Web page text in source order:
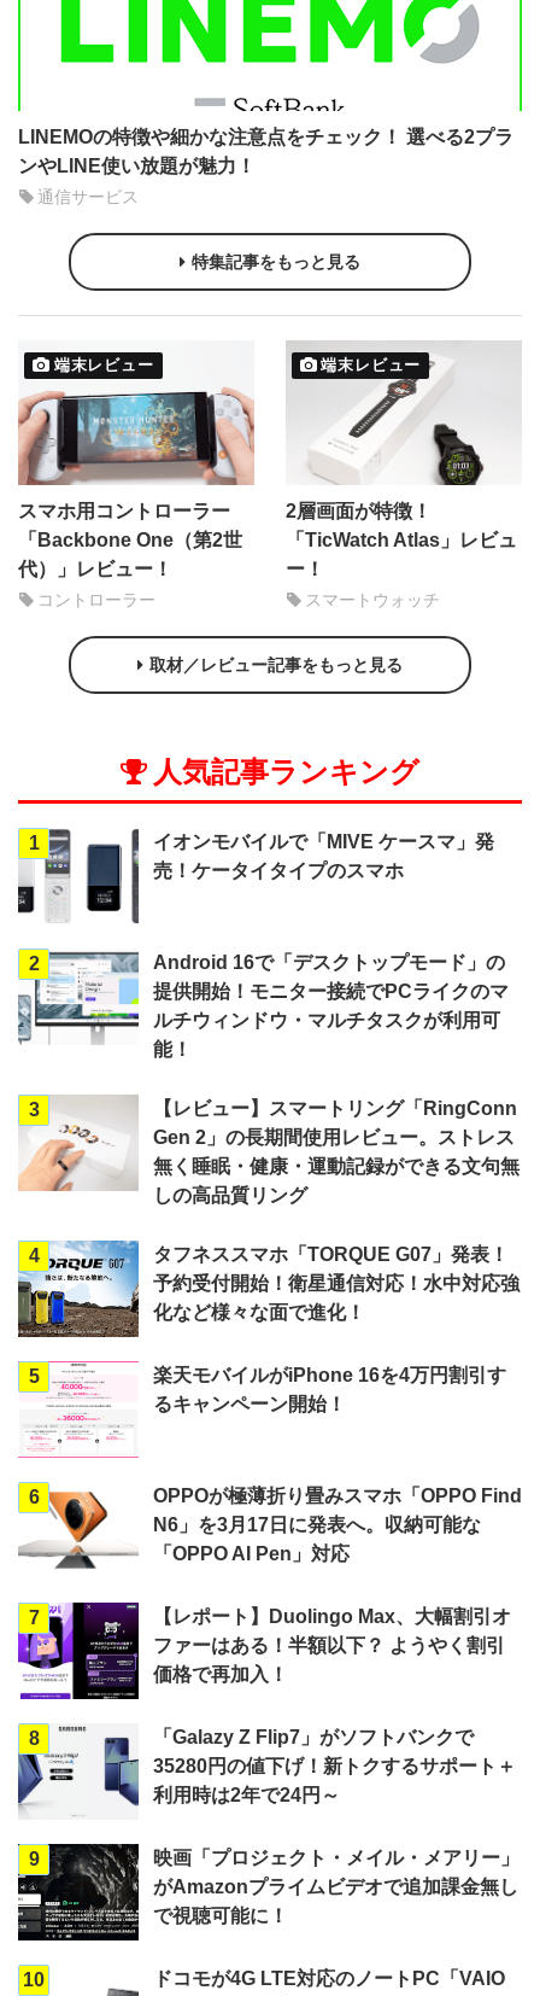
LINEMOの特徴や細かな注意点をチェック！ 選べる2プラ
ンやLINE使い放題が魅力！
通信サービス
特集記事をもっと見る
端末レビュー
スマホ用コントローラー
「Backbone One（第2世
代）」レビュー！
コントローラー
端末レビュー
2層画面が特徴！
「TicWatch Atlas」レビュ
ー！
スマートウォッチ
取材／レビュー記事をもっと見る
人気記事ランキング
1
イオンモバイルで「MIVE ケースマ」発
売！ケータイタイプのスマホ
2
Android 16で「デスクトップモード」の
提供開始！モニター接続でPCライクのマ
ルチウィンドウ・マルチタスクが利用可
能！
3
【レビュー】スマートリング「RingConn
Gen 2」の長期間使用レビュー。ストレス
無く睡眠・健康・運動記録ができる文句無
しの高品質リング
4
タフネススマホ「TORQUE G07」発表！
予約受付開始！衛星通信対応！水中対応強
化など様々な面で進化！
5
楽天モバイルがiPhone 16を4万円割引す
るキャンペーン開始！
6
OPPOが極薄折り畳みスマホ「OPPO Find
N6」を3月17日に発表へ。収納可能な
「OPPO AI Pen」対応
7
【レポート】Duolingo Max、大幅割引オ
ファーはある！半額以下？ ようやく割引
価格で再加入！
8
「Galazy Z Flip7」がソフトバンクで
35280円の値下げ！新トクするサポート＋
利用時は2年で24円～
9
映画「プロジェクト・メイル・メアリー」
がAmazonプライムビデオで追加課金無し
で視聴可能に！
10
ドコモが4G LTE対応のノートPC「VAIO